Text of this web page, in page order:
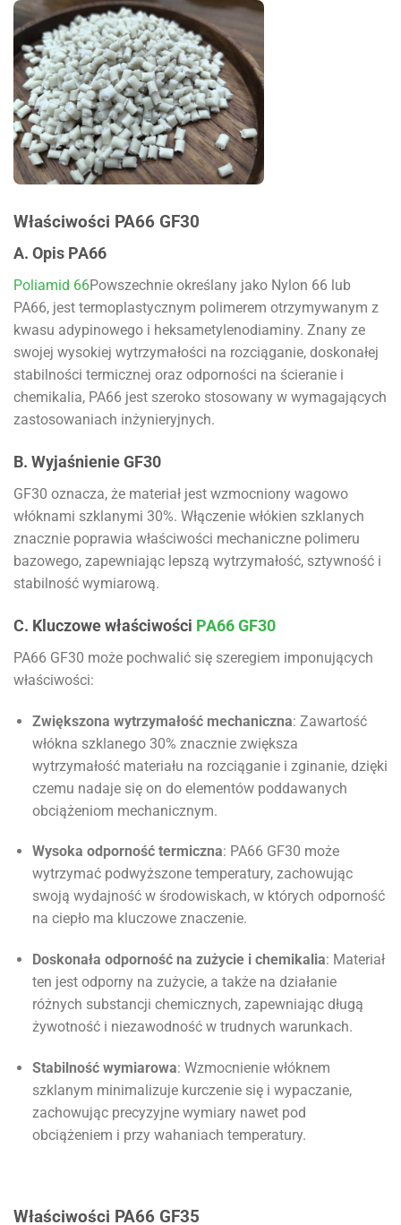
Właściwości PA66 GF30
A. Opis PA66
Poliamid 66Powszechnie określany jako Nylon 66 lub
PA66, jest termoplastycznym polimerem otrzymywanym z
kwasu adypinowego i heksametylenodiaminy. Znany ze
swojej wysokiej wytrzymałości na rozciąganie, doskonałej
stabilności termicznej oraz odporności na ścieranie i
chemikalia, PA66 jest szeroko stosowany w wymagających
zastosowaniach inżynieryjnych.
B. Wyjaśnienie GF30
GF30 oznacza, że materiał jest wzmocniony wagowo
włóknami szklanymi 30%. Włączenie włókien szklanych
znacznie poprawia właściwości mechaniczne polimeru
bazowego, zapewniając lepszą wytrzymałość, sztywność i
stabilność wymiarową.
C. Kluczowe właściwości PA66 GF30
PA66 GF30 może pochwalić się szeregiem imponujących
właściwości:
Zwiększona wytrzymałość mechaniczna: Zawartość
włókna szklanego 30% znacznie zwiększa
wytrzymałość materiału na rozciąganie i zginanie, dzięki
czemu nadaje się on do elementów poddawanych
obciążeniom mechanicznym.
Wysoka odporność termiczna: PA66 GF30 może
wytrzymać podwyższone temperatury, zachowując
swoją wydajność w środowiskach, w których odporność
na ciepło ma kluczowe znaczenie.
Doskonała odporność na zużycie i chemikalia: Materiał
ten jest odporny na zużycie, a także na działanie
różnych substancji chemicznych, zapewniając długą
żywotność i niezawodność w trudnych warunkach.
Stabilność wymiarowa: Wzmocnienie włóknem
szklanym minimalizuje kurczenie się i wypaczanie,
zachowując precyzyjne wymiary nawet pod
obciążeniem i przy wahaniach temperatury.
Właściwości PA66 GF35